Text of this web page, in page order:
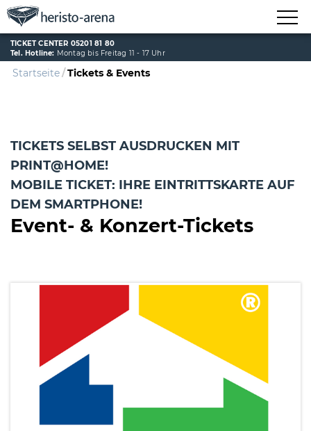
International
TICKET CENTER 05201 81 80
Tel. Hotline: Montag bis Freitag 11 - 17 Uhr
Startseite Tickets & Events
TICKETS SELBST AUSDRUCKEN MIT
PRINT@HOME!
MOBILE TICKET: IHRE EINTRITTSKARTE AUF
DEM SMARTPHONE!
Event- & Konzert-Tickets